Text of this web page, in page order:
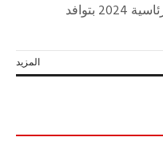
بدأت العملية الانتخابية للانتخابات الرئاسية 2024 بتوافد
المزيد